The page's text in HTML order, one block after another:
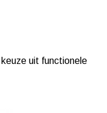
uit functionele